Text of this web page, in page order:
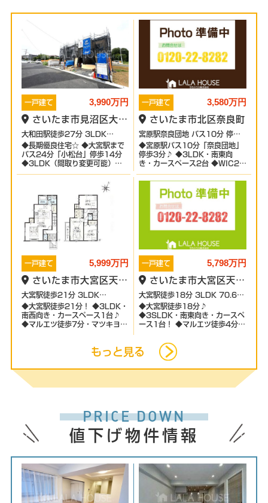
一戸建て 3,990万円
さいたま市見沼区大字
南中野
大和田駅徒歩27分 3LDK
128.04㎡
◆長期優良住宅☆ ◆大宮駅まで
バス24分「小松台」停歩14分
◆3LDK（間取り変更可能）・
一戸建て 3,580万円
さいたま市北区奈良町
宮原駅奈良団地 バス10分 停歩3
分 3LDK 102.74㎡
◆宮原駅バス10分「奈良団地」
停歩3分♪ ◆3LDK・南東向
き・カースペース2台 ◆WIC2箇
分・宮原中学校徒歩15分
一戸建て 5,999万円
さいたま市大宮区天沼
町2丁目
大宮駅徒歩21分 3LDK
100.67㎡
◆大宮駅徒歩21分！ ◆3LDK・
南西向き・カースペース1台♪
◆マルエツ徒歩7分・マツキヨ徒
一戸建て 5,798万円
さいたま市大宮区天沼
町1丁目
大宮駅徒歩18分 3LDK 70.61
㎡
◆大宮駅徒歩18分♪
◆3SLDK・南東向き・カースペ
ース1台！ ◆マルエツ徒歩4分・
小学校徒歩13分・大宮東中学校
徒歩7分
もっと見る
PRICE DOWN
値下げ物件情報